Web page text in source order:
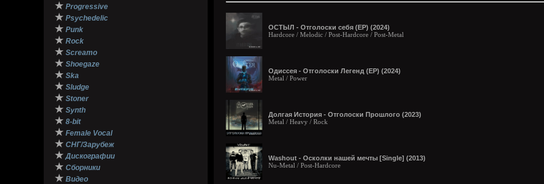
★ Progressive
★ Psychedelic
★ Punk
★ Rock
★ Screamo
★ Shoegaze
★ Ska
★ Sludge
★ Stoner
★ Synth
★ 8-bit
★ Female Vocal
★ СНГ/Зарубеж
★ Дискографии
★ Сборники
★ Видео
ОСТЫЛ - Отголоски себя (EP) (2024)
Hardcore / Melodic / Post-Hardcore / Post-Metal
Одиссея - Отголоски Легенд (EP) (2024)
Metal / Power
Долгая История - Отголоски Прошлого (2023)
Metal / Heavy / Rock
Washout - Осколки нашей мечты [Single] (2013)
Nu-Metal / Post-Hardcore